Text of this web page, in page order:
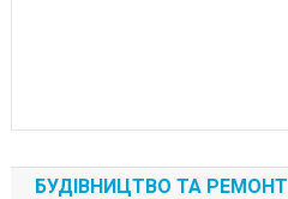
БУДІВНИЦТВО ТА РЕМОНТ